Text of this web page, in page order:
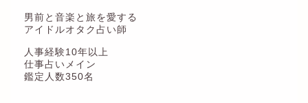
男前と音楽と旅を愛する
アイドルオタク占い師
人事経験10年以上
仕事占いメイン
鑑定人数350名